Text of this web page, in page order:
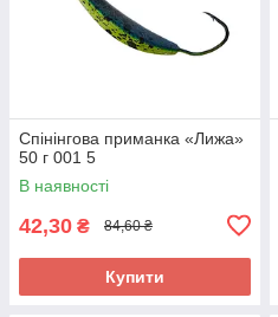
Спінінгова приманка «Лижа»
50 г 001 5
В наявності
42,30 ₴ 84,60 ₴
Купити